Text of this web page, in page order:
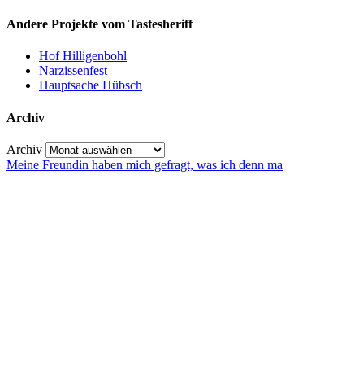
Andere Projekte vom Tastesheriff
Hof Hilligenbohl
Narzissenfest
Hauptsache Hübsch
Archiv
Archiv
Meine Freundin haben mich gefragt, was ich denn ma